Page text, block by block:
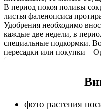
В период покоя поливы
листья фаленопсиса
Удобрения необходимо
каждые две недели, в
специальные подкормки.
пересадки или покупки –
фото растения